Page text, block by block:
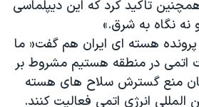
همچنین تاکید کرد که این دیپلماسی
نگاه به شرق.»
پرونده هسته ای ایران هم گفت« ما
اتمی در منطقه هستیم مشروط بر
منع گسترش سلاح های هسته
المللی انرژی اتمی فعالیت کنند.